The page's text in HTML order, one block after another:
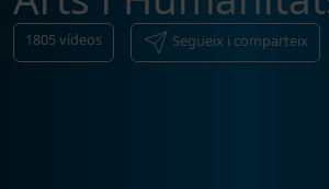
1805vídeos Segueix i comparteix